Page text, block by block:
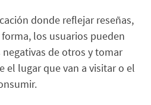
donde reflejar reseñas,
los usuarios pueden
de otros y tomar
el lugar que van a visitar o el